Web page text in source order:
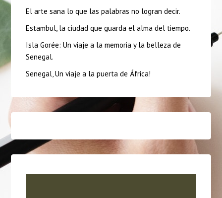
El arte sana lo que las palabras no logran decir.
Estambul, la ciudad que guarda el alma del tiempo.
Isla Gorée: Un viaje a la memoria y la belleza de
Senegal.
Senegal, Un viaje a la puerta de África!